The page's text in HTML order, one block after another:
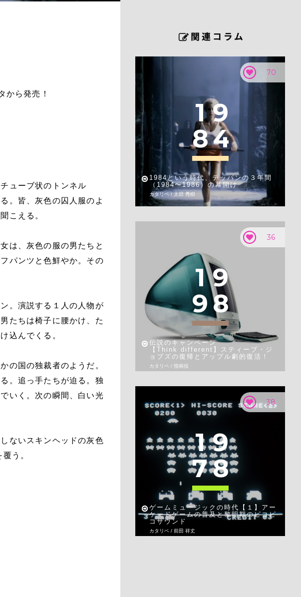
から発売！
ューブ状のトンネル
。皆、灰色の囚人服のよ
こえる。
は、灰色の服の男たちと
パンツと色鮮やか。その
。演説する１人の人物が
たちは椅子に腰かけ、た
込んでくる。
の国の独裁者のようだ。
。追っ手たちが迫る。独
いく。次の瞬間、白い光
ないスキンヘッドの灰色
う。
70
1 9
84
1984という時代、テッパンの３年間
（1984〜1986）の幕開け
カタリベ / 太田 秀樹
36
1 9
98
伝説のキャンペーン
【Think different】スティーブ・ジ
ョブズの復帰とアップル劇的復活！
カタリベ / 指南役
38
1 9
78
ゲームミュージックの時代【１】アー
ケードゲームの普及と黎明期のピコピ
コサウンド
カタリベ / 前田 祥丈